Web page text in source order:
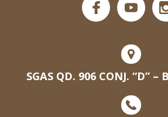
SGAS QD. 906 CONJ. “D” –